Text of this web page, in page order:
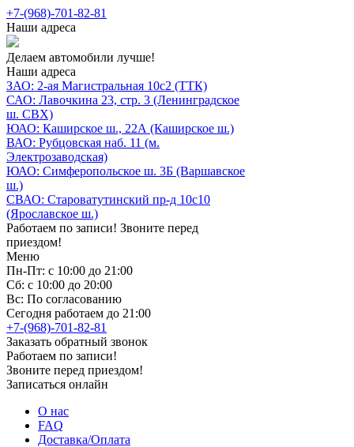
+7-(968)-701-82-81
Наши адреса
Делаем автомобили лучше!
Наши адреса
ЗАО: 2-ая Магистральная 10с2 (ТТК)
САО: Лавочкина 23, стр. 3 (Ленинградское
ш. СВХ)
ЮАО: Каширское ш., 22А (Каширское ш.)
ВАО: Рубцовская наб. 11 (м.
Электрозаводская)
ЮАО: Симферопольское ш. 3Б (Варшавское
ш.)
СВАО: Староватутинский пр-д 10с10
(Ярославское ш.)
Работаем по записи! Звоните перед
приездом!
Меню
Пн-Пт: с 10:00 до 21:00
Сб: с 10:00 до 20:00
Вс: По согласованию
Сегодня работаем до 21:00
+7-(968)-701-82-81
Заказать обратный звонок
Работаем по записи!
Звоните перед приездом!
Записаться онлайн
О нас
FAQ
Доставка/Оплата